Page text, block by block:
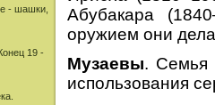
- шашки,
19 -
Абубакара
оружием они
Музаевы. Семья
использования